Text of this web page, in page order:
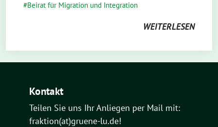
Beirat für Migration und Integration
WEITERLESEN
Kontakt
Teilen Sie uns Ihr Anliegen per Mail mit:
fraktion(at)gruene-lu.de!